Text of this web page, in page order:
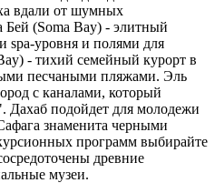
вдали от шумных
Бей (Soma Bay) - элитный
spa-уровня и полями для
- тихий семейный курорт в
песчаными пляжами. Эль
с каналами, который
подойдет для молодежи
знаменита черными
программ выбирайте
древние
музеи.